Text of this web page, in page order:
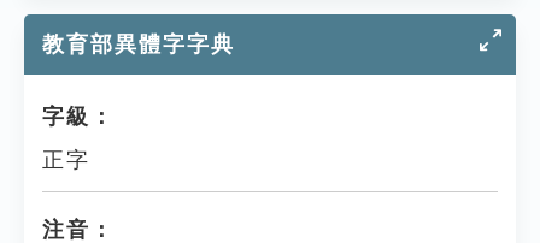
教育部異體字字典
字級：
正字
注音：